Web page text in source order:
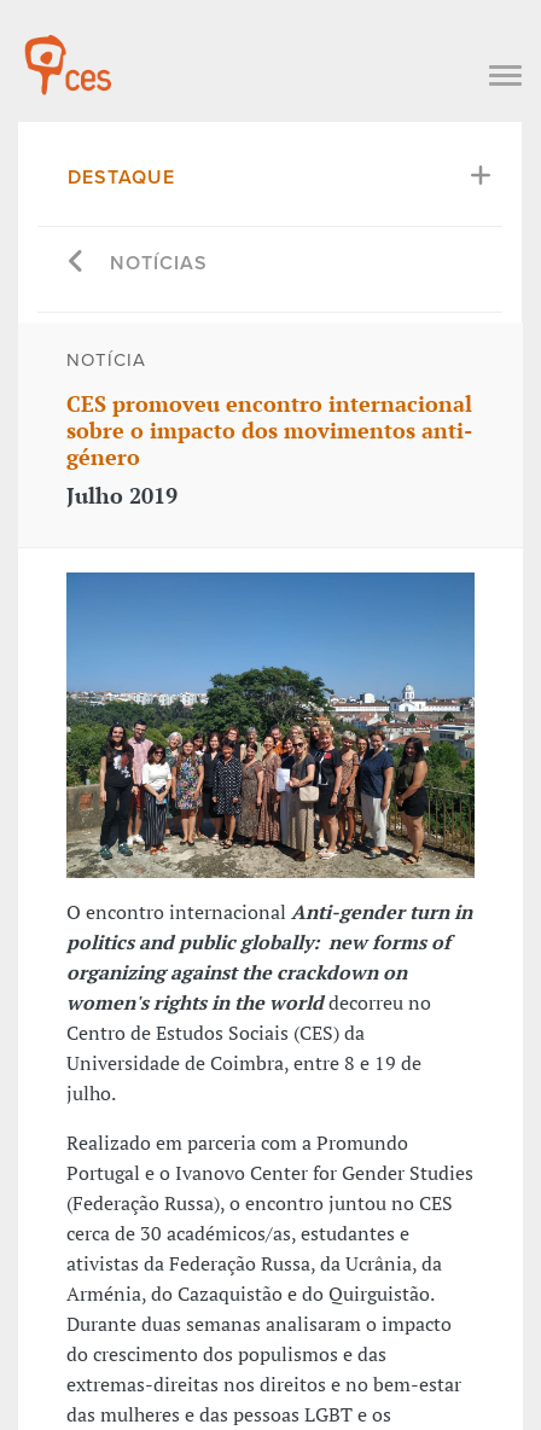
DESTAQUE
NOTÍCIAS
NOTÍCIA
CES promoveu encontro internacional
sobre o impacto dos movimentos anti-
género
Julho 2019
O encontro internacional Anti-gender turn in
politics and public globally: new forms of
organizing against the crackdown on
women's rights in the worlddecorreu no
Centro de Estudos Sociais (CES) da
Universidade de Coimbra, entre 8 e 19 de
julho.
Realizado em parceria com a Promundo
Portugal e o Ivanovo Center for Gender Studies
(Federação Russa), o encontro juntou no CES
cerca de 30 académicos/as, estudantes e
ativistas da Federação Russa, da Ucrânia, da
Arménia, do Cazaquistão e do Quirguistão.
Durante duas semanas analisaram o impacto
do crescimento dos populismos e das
extremas-direitas nos direitos e no bem-estar
das mulheres e das pessoas LGBT e os